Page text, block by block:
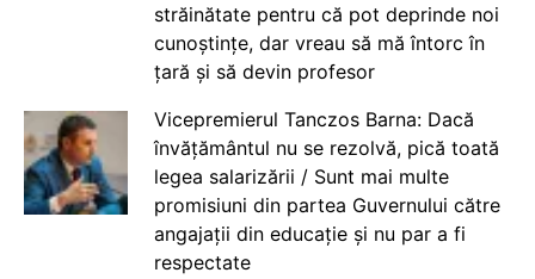
străinătate pentru că pot deprinde noi
cunoștințe, dar vreau să mă întorc în
țară și să devin profesor
Vicepremierul Tanczos Barna: Dacă
învățământul nu se rezolvă, pică toată
legea salarizării / Sunt mai multe
promisiuni din partea Guvernului către
angajații din educație și nu par a fi
respectate